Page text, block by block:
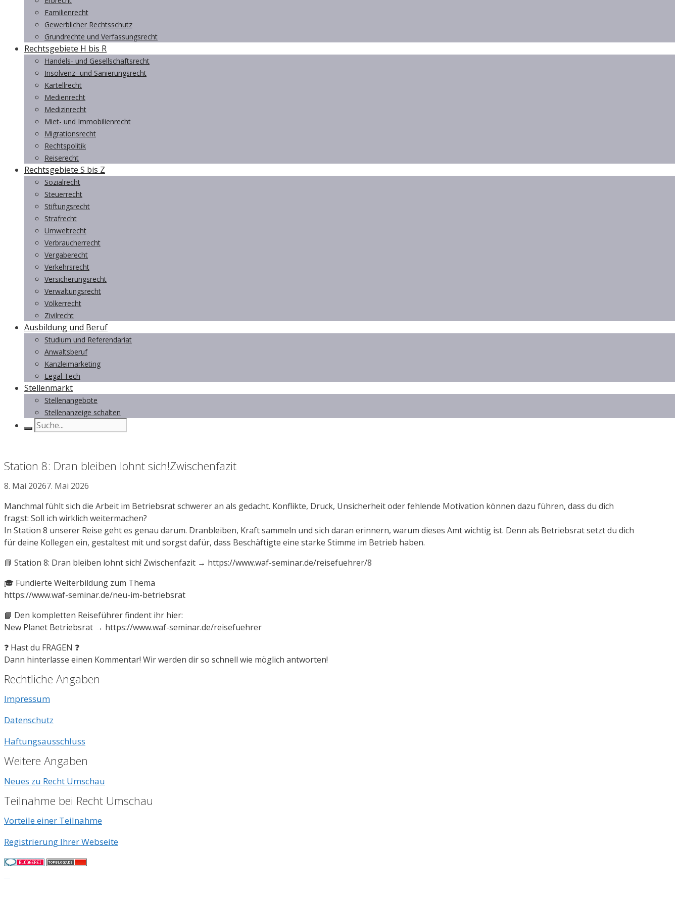
Familienrecht
Gewerblicher Rechtsschutz
Grundrechte und Verfassungsrecht
Rechtsgebiete H bis R
Handels- und Gesellschaftsrecht
Insolvenz- und Sanierungsrecht
Kartellrecht
Medienrecht
Medizinrecht
Miet- und Immobilienrecht
Migrationsrecht
Rechtspolitik
Reiserecht
Rechtsgebiete S bis Z
Sozialrecht
Steuerrecht
Stiftungsrecht
Strafrecht
Umweltrecht
Verbraucherrecht
Vergaberecht
Verkehrsrecht
Versicherungsrecht
Verwaltungsrecht
Völkerrecht
Zivilrecht
Ausbildung und Beruf
Studium und Referendariat
Anwaltsberuf
Kanzleimarketing
Legal Tech
Stellenmarkt
Stellenangebote
Stellenanzeige schalten
Station 8: Dran bleiben lohnt sich!Zwischenfazit
8. Mai 20267. Mai 2026
Manchmal fühlt sich die Arbeit im Betriebsrat schwerer an als gedacht. Konflikte, Druck, Unsicherheit oder fehlende Motivation können dazu führen, dass du dich
fragst: Soll ich wirklich weitermachen?
In Station 8 unserer Reise geht es genau darum. Dranbleiben, Kraft sammeln und sich daran erinnern, warum dieses Amt wichtig ist. Denn als Betriebsrat setzt du dich
für deine Kollegen ein, gestaltest mit und sorgst dafür, dass Beschäftigte eine starke Stimme im Betrieb haben.
📘 Station 8: Dran bleiben lohnt sich! Zwischenfazit → https://www.waf-seminar.de/reisefuehrer/8
🎓 Fundierte Weiterbildung zum Thema
https://www.waf-seminar.de/neu-im-betriebsrat
📘 Den kompletten Reiseführer findent ihr hier:
New Planet Betriebsrat → https://www.waf-seminar.de/reisefuehrer
❓ Hast du FRAGEN ❓
Dann hinterlasse einen Kommentar! Wir werden dir so schnell wie möglich antworten!
Rechtliche Angaben
Impressum
Datenschutz
Haftungsausschluss
Weitere Angaben
Neues zu Recht Umschau
Teilnahme bei Recht Umschau
Vorteile einer Teilnahme
Registrierung Ihrer Webseite